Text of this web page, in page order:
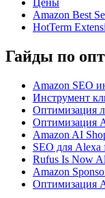
Цены
Amazon Best
HotTerm
Гайды по
Amazon SEO
Инструмент
Оптимизация
Оптимизация
Amazon AI
SEO для Alexa
Rufus Is Now
Amazon
Оптимизация